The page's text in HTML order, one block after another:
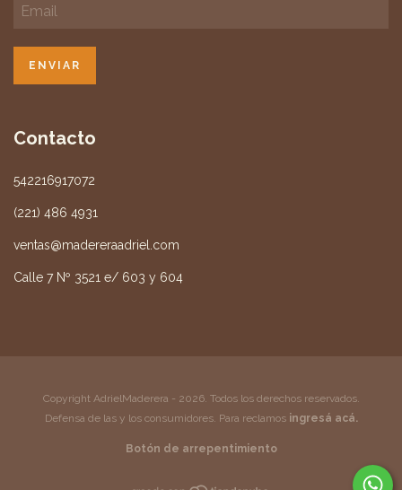
Contacto
542216917072
(221) 486 4931
ventas@madereraadriel.com
Calle 7 Nº 3521 e/ 603 y 604
Copyright AdrielMaderera - 2026. Todos los derechos reservados.
Defensa de las y los consumidores. Para reclamos ingresá acá.
Botón de arrepentimiento